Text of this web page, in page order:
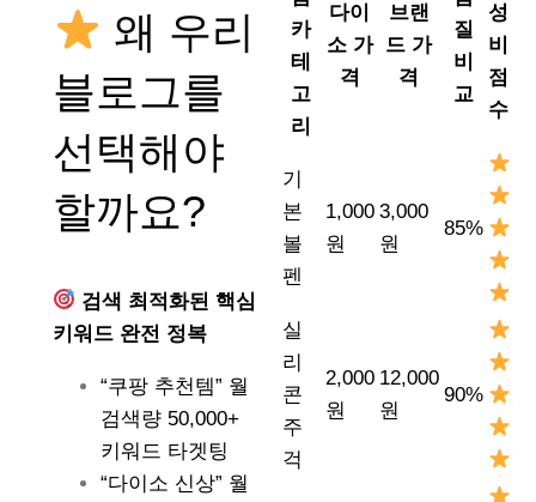
왜 우리
블로그를
선택해야
할까요?
검색 최적화된 핵심
키워드 완전 정복
“쿠팡 추천템” 월
검색량 50,000+
키워드 타겟팅
“다이소 신상” 월
카
테
고
리
다이
소 가
격
브랜
드 가
격
질
비
교
성
비
점
수
기
본
볼
펜
1,000
원
3,000
원
85%
실
리
콘
주
걱
2,000
원
12,000
원
90%